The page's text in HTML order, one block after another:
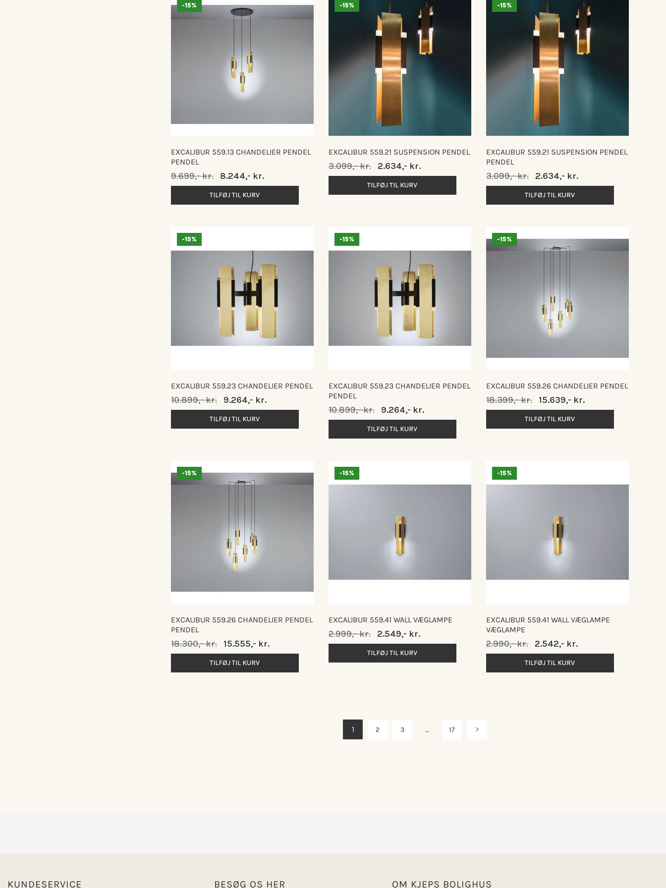
-15%
EXCALIBUR 559.13 CHANDELIER PENDEL
PENDEL
Normalpris
9.699,- kr. Udsalgspris
8.244,- kr.
TILFØJ TIL KURV
-15%
EXCALIBUR 559.21 SUSPENSION PENDEL
Normalpris
3.099,- kr. Udsalgspris
2.634,- kr.
TILFØJ TIL KURV
-15%
EXCALIBUR 559.21 SUSPENSION PENDEL
PENDEL
Normalpris
3.099,- kr. Udsalgspris
2.634,- kr.
TILFØJ TIL KURV
-15%
EXCALIBUR 559.23 CHANDELIER PENDEL
Normalpris
10.899,- kr. Udsalgspris
9.264,- kr.
TILFØJ TIL KURV
-15%
EXCALIBUR 559.23 CHANDELIER PENDEL
PENDEL
Normalpris
10.899,- kr. Udsalgspris
9.264,- kr.
TILFØJ TIL KURV
-15%
EXCALIBUR 559.26 CHANDELIER PENDEL
Normalpris
18.399,- kr. Udsalgspris
15.639,- kr.
TILFØJ TIL KURV
-15%
EXCALIBUR 559.26 CHANDELIER PENDEL
PENDEL
Normalpris
18.300,- kr. Udsalgspris
15.555,- kr.
TILFØJ TIL KURV
-15%
EXCALIBUR 559.41 WALL VÆGLAMPE
Normalpris
2.999,- kr. Udsalgspris
2.549,- kr.
TILFØJ TIL KURV
-15%
EXCALIBUR 559.41 WALL VÆGLAMPE
VÆGLAMPE
Normalpris
2.990,- kr. Udsalgspris
2.542,- kr.
TILFØJ TIL KURV
1 2 3 … 17
KUNDESERVICE BESØG OS HER OM KJEPS BOLIGHUS